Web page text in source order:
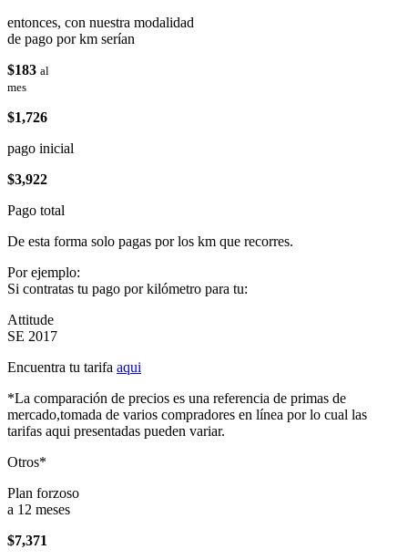
entonces, con nuestra modalidad
de pago por km serían
$183 al
mes
$1,726
pago inicial
$3,922
Pago total
De esta forma solo pagas por los km que recorres.
Por ejemplo:
Si contratas tu pago por kilómetro para tu:
Attitude
SE 2017
Encuentra tu tarifa aqui
*La comparación de precios es una referencia de primas de
mercado,tomada de varios compradores en línea por lo cual las
tarifas aqui presentadas pueden variar.
Otros*
Plan forzoso
a 12 meses
$7,371